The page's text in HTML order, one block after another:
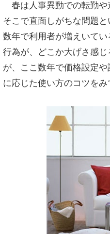
春は人事異動での転勤や
そこで直面しがちな問題
数年で利用者が増えいて
行為が、どこか大げさ感
が、ここ数年で価格設定
に応じた使い方のコツをみ